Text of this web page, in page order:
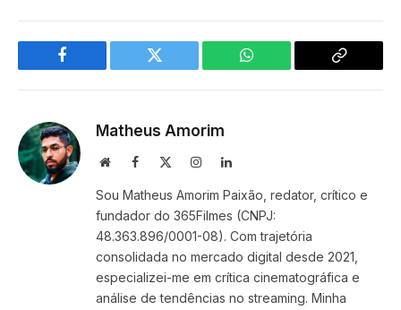
Facebook Twitter WhatsApp
Copy
Matheus Amorim
WebsiteFacebook InstagramLinkedIn
Sou Matheus Amorim Paixão, redator, crítico e
fundador do 365Filmes (CNPJ:
48.363.896/0001-08). Com trajetória
consolidada no mercado digital desde 2021,
especializei-me em crítica cinematográfica e
análise de tendências no streaming. Minha